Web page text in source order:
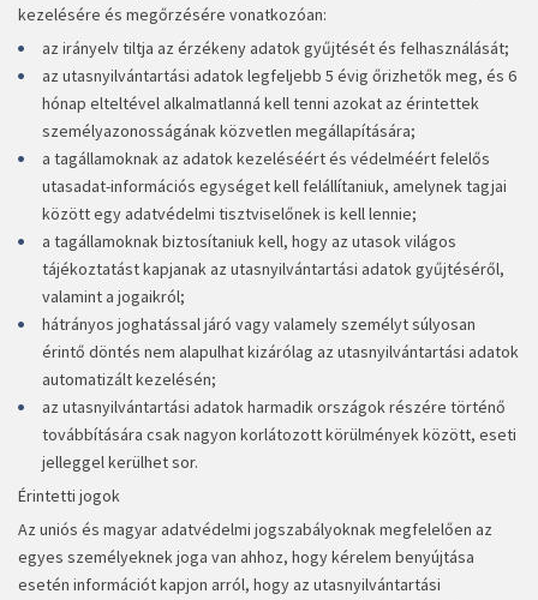
kezelésére és megőrzésére vonatkozóan:
az irányelv tiltja az érzékeny adatok gyűjtését és felhasználását;
az utasnyilvántartási adatok legfeljebb 5 évig őrizhetők meg, és 6
hónap elteltével alkalmatlanná kell tenni azokat az érintettek
személyazonosságának közvetlen megállapítására;
a tagállamoknak az adatok kezeléséért és védelméért felelős
utasadat-információs egységet kell felállítaniuk, amelynek tagjai
között egy adatvédelmi tisztviselőnek is kell lennie;
a tagállamoknak biztosítaniuk kell, hogy az utasok világos
tájékoztatást kapjanak az utasnyilvántartási adatok gyűjtéséről,
valamint a jogaikról;
hátrányos joghatással járó vagy valamely személyt súlyosan
érintő döntés nem alapulhat kizárólag az utasnyilvántartási adatok
automatizált kezelésén;
az utasnyilvántartási adatok harmadik országok részére történő
továbbítására csak nagyon korlátozott körülmények között, eseti
jelleggel kerülhet sor.
Érintetti jogok
Az uniós és magyar adatvédelmi jogszabályoknak megfelelően az
egyes személyeknek joga van ahhoz, hogy kérelem benyújtása
esetén információt kapjon arról, hogy az utasnyilvántartási